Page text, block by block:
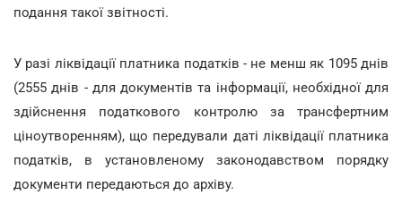
подання такої звітності.
У разі ліквідації платника податків - не менш як 1095 днів
(2555 днів - для документів та інформації, необхідної для
здійснення податкового контролю за трансфертним
ціноутворенням), що передували даті ліквідації платника
податків, в установленому законодавством порядку
документи передаються до архіву.